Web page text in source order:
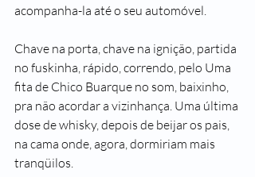
acompanha-la até o seu automóvel.
Chave na porta, chave na ignição, partida
no fuskinha, rápido, correndo, pelo Uma
fita de Chico Buarque no som, baixinho,
pra não acordar a vizinhança. Uma última
dose de whisky, depois de beijar os pais,
na cama onde, agora, dormiriam mais
tranqüilos.